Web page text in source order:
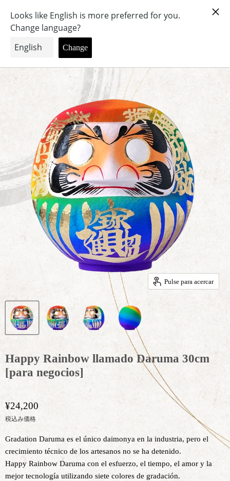
Menú
Happy Rainbow llamado Daruma 30cm [para negocios]
Pulse para acercar
Happy Rainbow llamado Daruma 30cm
[para negocios]
¥24,200
税込み価格
Gradation Daruma es el único daimonya en la industria, pero el
crecimiento técnico de los artesanos no se ha detenido.
Happy Rainbow Daruma con el esfuerzo, el tiempo, el amor y la
mejor tecnología utilizando siete colores de gradación.